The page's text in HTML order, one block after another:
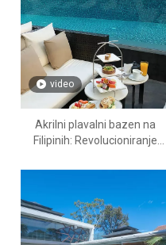
video
Akrilni plavalni bazen na
Filipinih: Revolucioniranje
po meri Leyu Acrylic Factory